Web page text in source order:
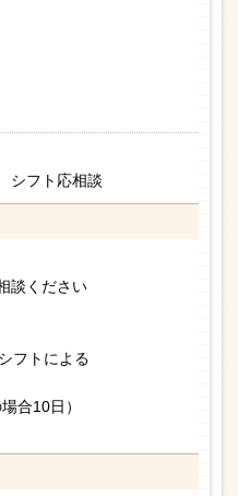
シフト応相談
談ください
フトによる
合10日）